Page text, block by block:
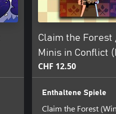
Claim the Forest
Minis in Conflict
CHF 12.50
Enthaltene Spiele
Claim the Forest